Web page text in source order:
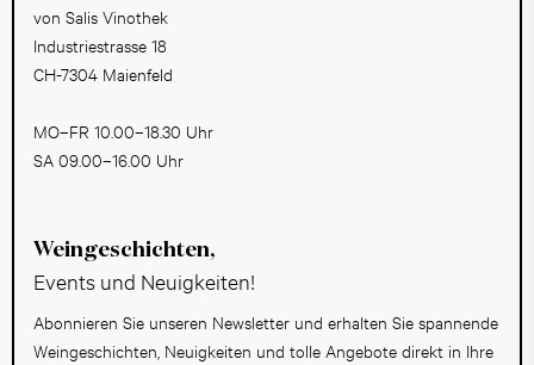
von Salis Vinothek
Industriestrasse 18
CH-7304 Maienfeld
MO–FR 10.00–18.30 Uhr
SA 09.00–16.00 Uhr
Weingeschichten,
Events und Neuigkeiten!
Abonnieren Sie unseren Newsletter und erhalten Sie spannende
Weingeschichten, Neuigkeiten und tolle Angebote direkt in Ihre